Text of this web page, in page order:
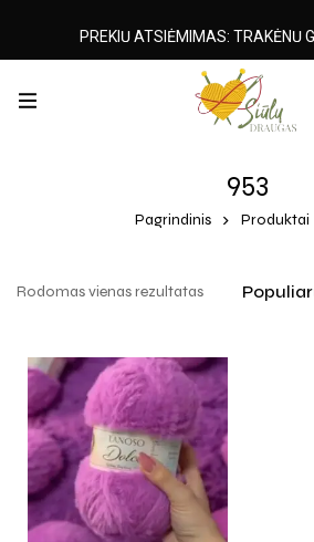
953
Pagrindinis Produktai
Rodomas vienas rezultatas
PREKIŲ ATSIĖMIMAS: TRAKĖNŲ